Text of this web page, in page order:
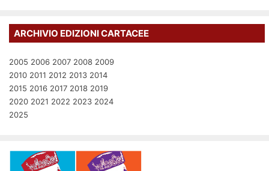
ARCHIVIO EDIZIONI CARTACEE
2005 2006 2007 2008 2009
2010 2011 2012 2013 2014
2015 2016 2017 2018 2019
2020 2021 2022 2023 2024
2025